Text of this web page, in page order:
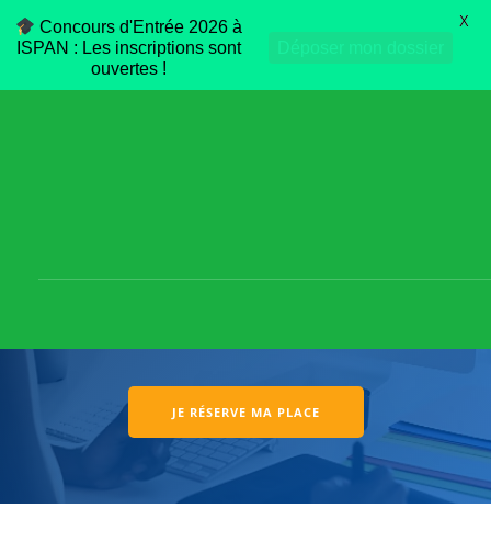
JE RÉSERVE MA PLACE
Concours d'Entrée 2026 à
ISPAN : Les inscriptions sont
ouvertes !
X